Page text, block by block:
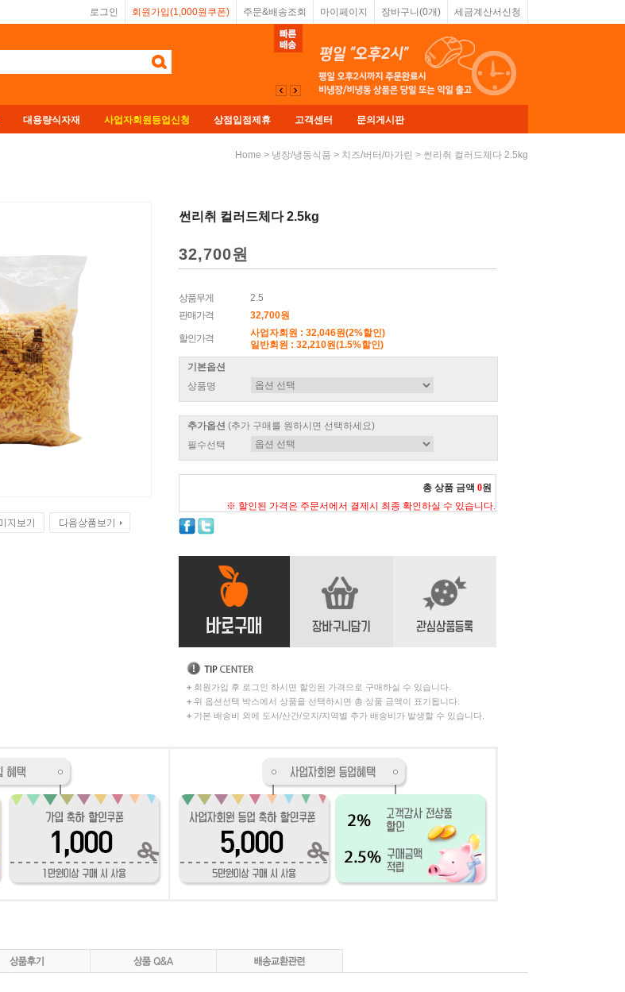
로그인 회원가입(1,000원쿠폰) 주문&배송조회 마이페이지 장바구니(0개) 세금계산서신청
대용량식자재 사업자회원등업신청 상점입점제휴 고객센터 문의게시판
Home > 냉장/냉동식품 > 치즈/버터/마가린 > 썬리취 컬러드체다 2.5kg
썬리취 컬러드체다 2.5kg
32,700원
상품무게
2.5
판매가격
32,700원
할인가격
사업자회원 : 32,046원(2%할인)
일반회원 : 32,210원(1.5%할인)
기본옵션
상품명
추가옵션 (추가 구매를 원하시면 선택하세요)
필수선택
총 상품 금액 0원
※ 할인된 가격은 주문서에서 결제시 최종 확인하실 수 있습니다.
+ 회원가입 후 로그인 하시면 할인된 가격으로 구매하실 수 있습니다.
+ 위 옵션선택 박스에서 상품을 선택하시면 총 상품 금액이 표기됩니다.
+ 기본 배송비 외에 도서/산간/오지/지역별 추가 배송비가 발생할 수 있습니다.